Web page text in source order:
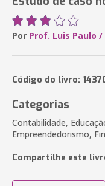
Por Prof. Luis Paulo
Código do livro:
Categorias
Contabilidade,
Empreendedorismo,
Compartilhe este